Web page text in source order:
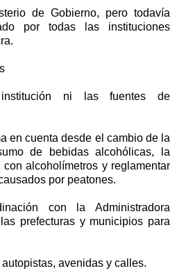
de Gobierno, pero todavía
por todas las instituciones
ni las fuentes de
en cuenta desde el cambio de la
de bebidas alcohólicas, la
alcoholímetros y reglamentar
por peatones.
con la Administradora
prefecturas y municipios para
avenidas y calles.